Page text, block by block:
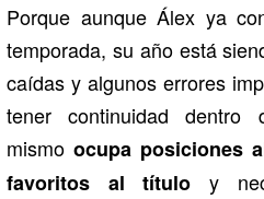
Porque aunque Álex ya
temporada, su año está
caídas y algunos errores
tener continuidad dentro
mismo ocupa posiciones
favoritos al títuloy